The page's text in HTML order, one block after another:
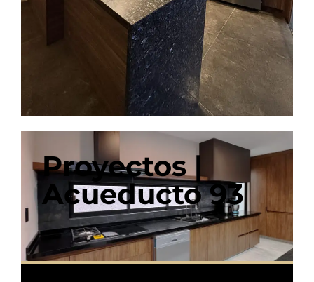
Proyectos |
Acueducto 93